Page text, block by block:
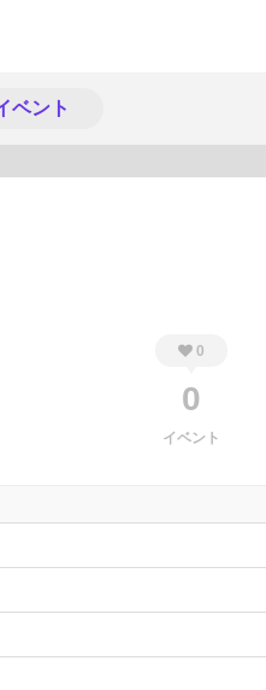
ベント
0
0
イベント